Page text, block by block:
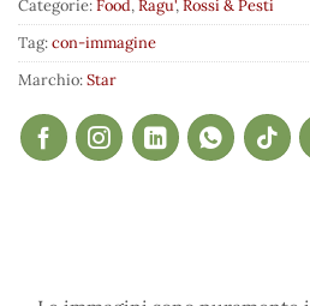
Categorie:Food,Ragu',Rossi & Pesti
Tag:con-immagine
Marchio:Star